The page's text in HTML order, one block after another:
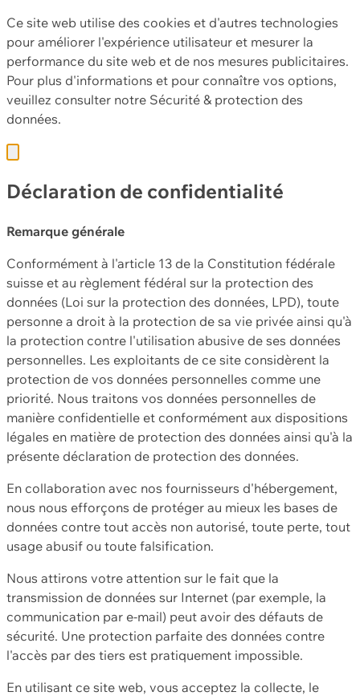
Ce site web utilise des cookies et d'autres technologies
pour améliorer l'expérience utilisateur et mesurer la
performance du site web et de nos mesures publicitaires.
Pour plus d'informations et pour connaître vos options,
veuillez consulter notre Sécurité & protection des
données.
Déclaration de confidentialité
Remarque générale
Conformément à l'article 13 de la Constitution fédérale
suisse et au règlement fédéral sur la protection des
données (Loi sur la protection des données, LPD), toute
personne a droit à la protection de sa vie privée ainsi qu'à
la protection contre l'utilisation abusive de ses données
personnelles. Les exploitants de ce site considèrent la
protection de vos données personnelles comme une
priorité. Nous traitons vos données personnelles de
manière confidentielle et conformément aux dispositions
légales en matière de protection des données ainsi qu'à la
présente déclaration de protection des données.
En collaboration avec nos fournisseurs d'hébergement,
nous nous efforçons de protéger au mieux les bases de
données contre tout accès non autorisé, toute perte, tout
usage abusif ou toute falsification.
Nous attirons votre attention sur le fait que la
transmission de données sur Internet (par exemple, la
communication par e-mail) peut avoir des défauts de
sécurité. Une protection parfaite des données contre
l'accès par des tiers est pratiquement impossible.
En utilisant ce site web, vous acceptez la collecte, le